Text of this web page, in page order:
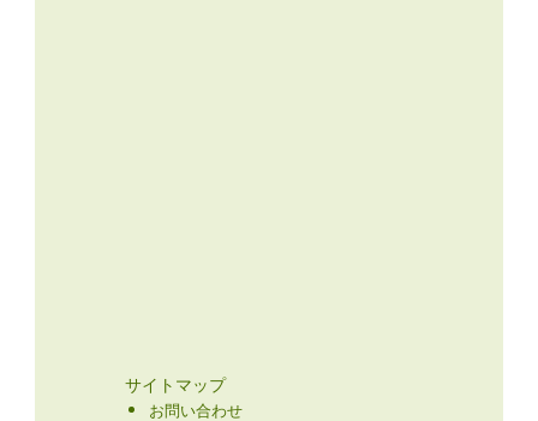
サイトマップ
お問い合わせ